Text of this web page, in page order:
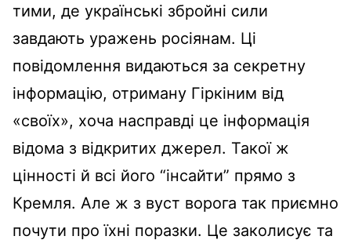
тими, де українські збройні сили
завдають уражень росіянам. Ці
повідомлення видаються за секретну
інформацію, отриману Гіркіним від
«своїх», хоча насправді це інформація
відома з відкритих джерел. Такої ж
цінності й всі його “інсайти” прямо з
Кремля. Але ж з вуст ворога так приємно
почути про їхні поразки. Це заколисує та